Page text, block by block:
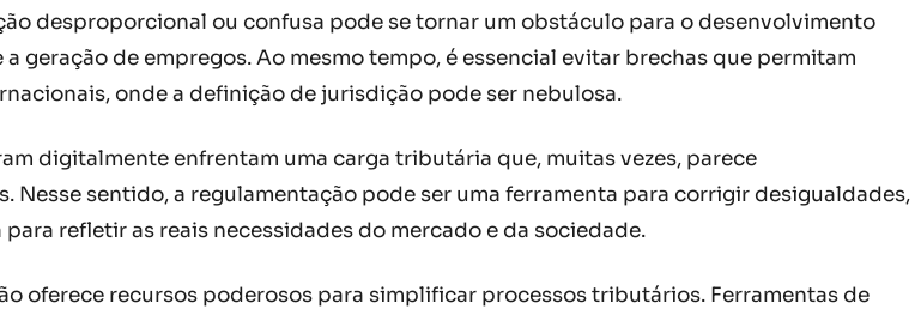
desproporcional ou confusa pode se tornar um obstáculo para o desenvolvimento
geração de empregos. Ao mesmo tempo, é essencial evitar brechas que permitam
onde a definição de jurisdição pode ser nebulosa.
digitalmente enfrentam uma carga tributária que, muitas vezes, parece
sentido, a regulamentação pode ser uma ferramenta para corrigir desigualdades,
refletir as reais necessidades do mercado e da sociedade.
oferece recursos poderosos para simplificar processos tributários. Ferramentas de